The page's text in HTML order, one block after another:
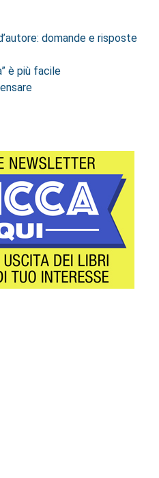
domande e risposte
è più facile